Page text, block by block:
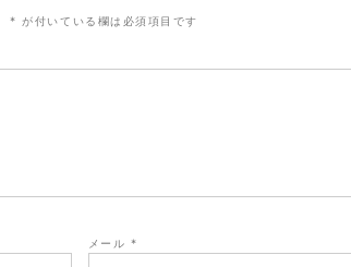
* が付いている欄は必須項目です
メール*